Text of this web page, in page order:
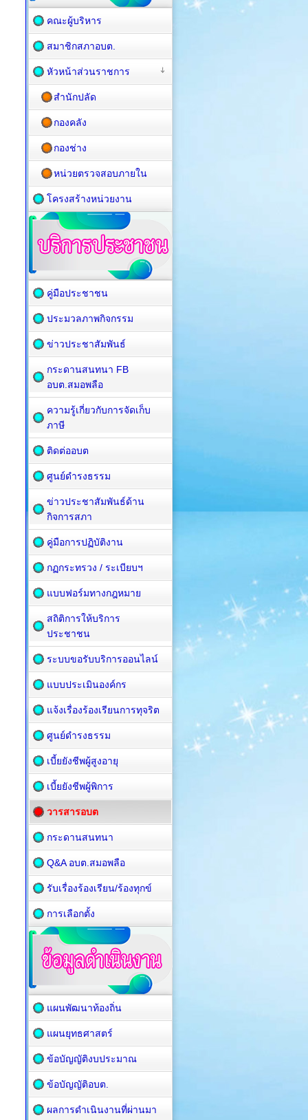
คณะผู้บริหาร
สมาชิกสภาอบต.
หัวหน้าส่วนราชการ
สำนักปลัด
กองคลัง
กองช่าง
หน่วยตรวจสอบภายใน
โครงสร้างหน่วยงาน
คู่มือประชาชน
ประมวลภาพกิจกรรม
ข่าวประชาสัมพันธ์
กระดานสนทนา FB
อบต.สมอพลือ
ความรู้เกี่ยวกับการจัดเก็บ
ภาษี
ติดต่ออบต
ศูนย์ดำรงธรรม
ข่าวประชาสัมพันธ์ด้าน
กิจการสภา
คู่มือการปฏิบัติงาน
กฏกระทรวง / ระเบียบฯ
แบบฟอร์มทางกฎหมาย
สถิติการให้บริการ
ประชาชน
ระบบขอรับบริการออนไลน์
แบบประเมินองค์กร
แจ้งเรื่องร้องเรียนการทุจริต
ศูนย์ดำรงธรรม
เบี้ยยังชีพผู้สูงอายุ
เบี้ยยังชีพผู้พิการ
วารสารอบต
กระดานสนทนา
Q&A อบต.สมอพลือ
รับเรื่องร้องเรียน/ร้องทุกข์
การเลือกตั้ง
แผนพัฒนาท้องถิ่น
แผนยุทธศาสตร์
ข้อบัญญัติงบประมาณ
ข้อบัญญัติอบต.
ผลการดำเนินงานที่ผ่านมา